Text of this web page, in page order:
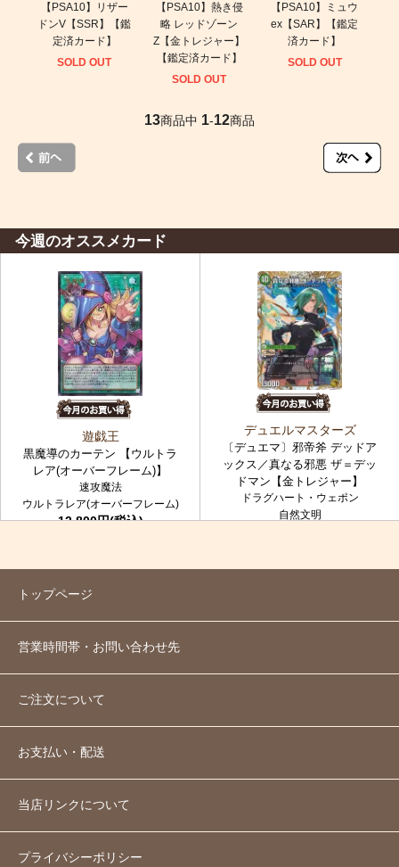
【PSA10】リザー
ドンV【SSR】【鑑
定済カード】
SOLD OUT
【PSA10】熱き侵
略 レッドゾーン
Z【金トレジャー】
【鑑定済カード】
SOLD OUT
【PSA10】ミュウ
ex【SAR】【鑑定
済カード】
SOLD OUT
13商品中 1-12商品
今週のオススメカード
遊戯王
黒魔導のカーテン 【ウルトラ
レア(オーバーフレーム)】
速攻魔法
ウルトラレア(オーバーフレーム)
12,800円(税込)
デュエルマスターズ
〔デュエマ〕邪帝斧 デッドア
ックス／真なる邪悪 ザ＝デッ
ドマン【金トレジャー】
ドラグハート・ウェポン
自然文明
トップページ
営業時間帯・お問い合わせ先
ご注文について
お支払い・配送
当店リンクについて
プライバシーポリシー